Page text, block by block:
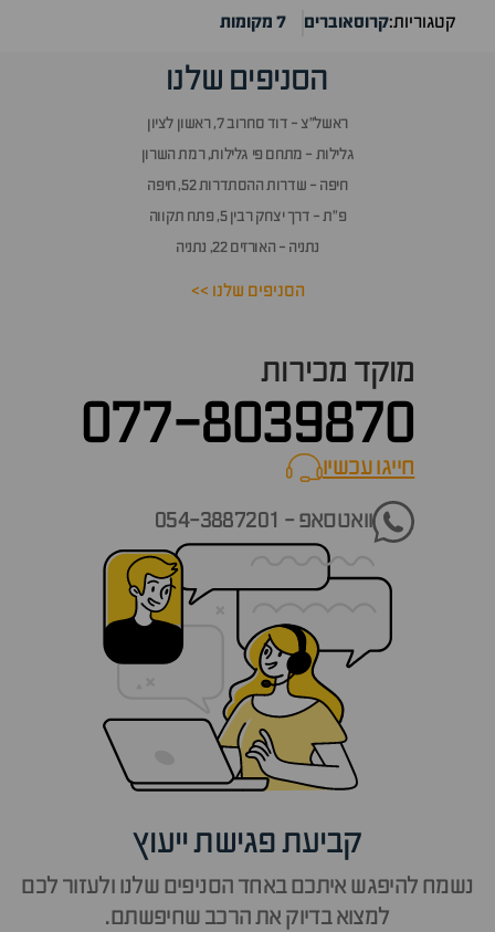
קטגוריות:קרוסאוברים 7 מקומות
הסניפים שלנו
ראשל״צ - דוד סחרוב 7, ראשון לציון
גלילות - מתחם פי גלילות, רמת השרון
חיפה - שדרות ההסתדרות 52, חיפה
פ״ת - דרך יצחק רבין 5, פתח תקווה
נתניה - האורזים 22, נתניה
הסניפים שלנו >>
מוקד מכירות
077-8039870
חייגו עכשיוcall now
וואטסאפ - 054-3887201
קביעת פגישת ייעוץ
נשמח להיפגש איתכם באחד הסניפים שלנו ולעזור לכם
למצוא בדיוק את הרכב שחיפשתם.